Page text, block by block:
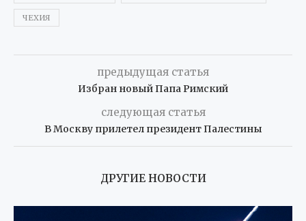
ЧЕХИЯ
предыдущая статья
Избран новый Папа Римский
следующая статья
В Москву прилетел президент Палестины
ДРУГИЕ НОВОСТИ